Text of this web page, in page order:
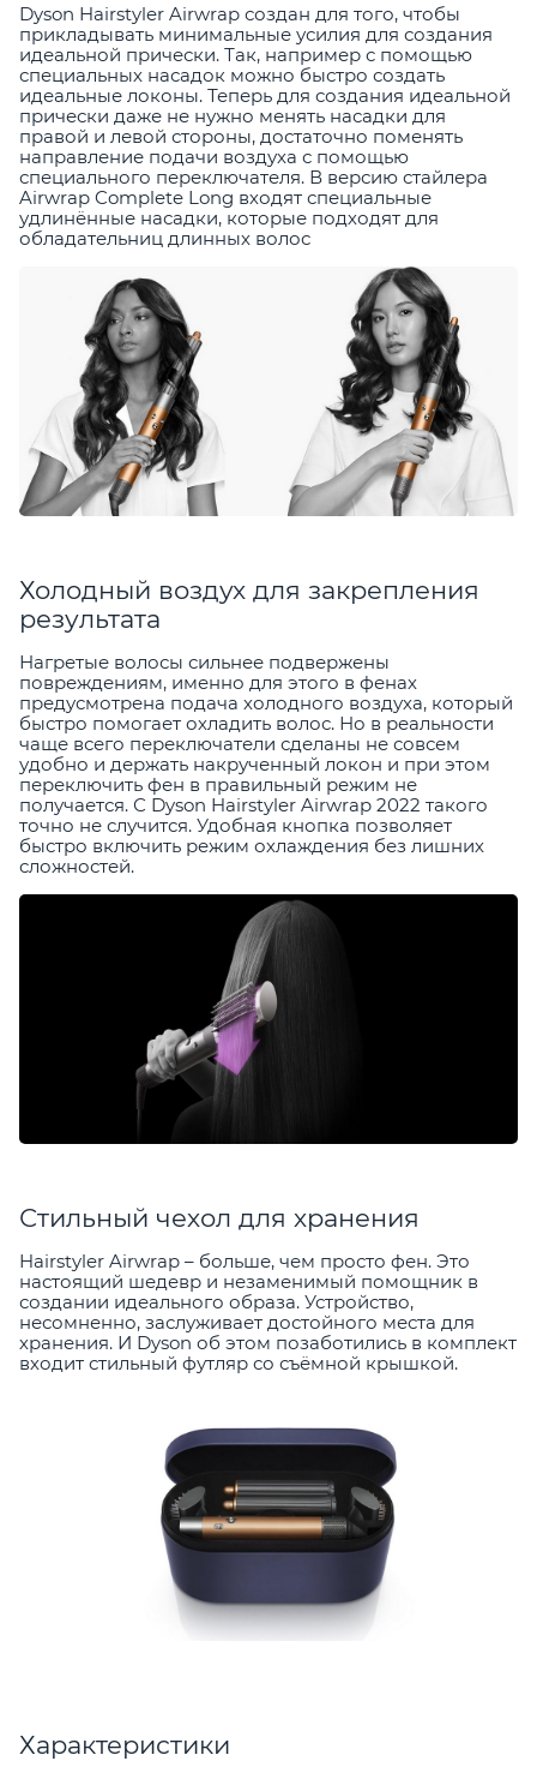
Dyson Hairstyler Airwrap создан для того, чтобы
прикладывать минимальные усилия для создания
идеальной прически. Так, например с помощью
специальных насадок можно быстро создать
идеальные локоны. Теперь для создания идеальной
прически даже не нужно менять насадки для
правой и левой стороны, достаточно поменять
направление подачи воздуха с помощью
специального переключателя. В версию стайлера
Airwrap Complete Long входят специальные
удлинённые насадки, которые подходят для
обладательниц длинных волос
Холодный воздух для закрепления
результата
Нагретые волосы сильнее подвержены
повреждениям, именно для этого в фенах
предусмотрена подача холодного воздуха, который
быстро помогает охладить волос. Но в реальности
чаще всего переключатели сделаны не совсем
удобно и держать накрученный локон и при этом
переключить фен в правильный режим не
получается. С Dyson Hairstyler Airwrap 2022 такого
точно не случится. Удобная кнопка позволяет
быстро включить режим охлаждения без лишних
сложностей.
Стильный чехол для хранения
Hairstyler Airwrap – больше, чем просто фен. Это
настоящий шедевр и незаменимый помощник в
создании идеального образа. Устройство,
несомненно, заслуживает достойного места для
хранения. И Dyson об этом позаботились в комплект
входит стильный футляр со съёмной крышкой.
Характеристики